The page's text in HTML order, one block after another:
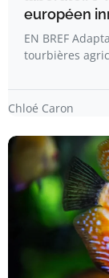
européen
EN BREF
tourbières
Chloé Caron